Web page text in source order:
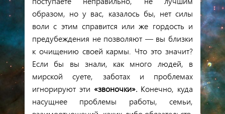
образом, но у вас, казалось бы, нет силы
воли с этим справится или же гордость и
предубеждения не позволяют — вы близки
к очищению своей кармы. Что это значит?
Если бы вы знали, как много людей, в
мирской суете, заботах и проблемах
игнорируют эти «звоночки». Конечно, куда
насущнее проблемы работы, семьи,